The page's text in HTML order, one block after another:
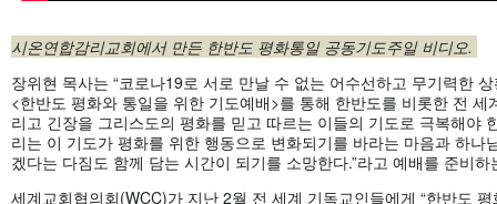
시온연합감리교회에서 만든 한반도 평화통일 공동기도주일 비디오.
장위현 목사는 “코로나19로 서로 만날 수 없는 어수선하고 무기력한
<한반도 평화와 통일을 위한 기도예배>를 통해 한반도를 비롯한 전 세
리고 긴장을 그리스도의 평화를 믿고 따르는 이들의 기도로 극복해야
리는 이 기도가 평화를 위한 행동으로 변화되기를 바라는 마음과 하나
겠다는 다짐도 함께 담는 시간이 되기를 소망한다.”라고 예배를 준비
세계교회협의회(WCC)가 지난 2월 전 세계 기독교인들에게 “한반도